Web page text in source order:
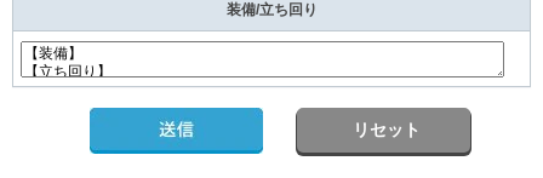
装備/立ち回り
リセット